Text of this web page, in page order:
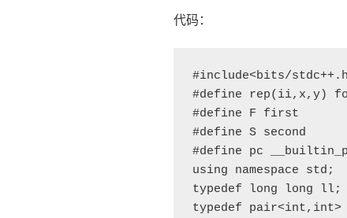
代码：
#include<bits/
#define rep(ii,x,y)
#define F first
#define S second
#define pc
using namespace std;
typedef long long ll;
typedef